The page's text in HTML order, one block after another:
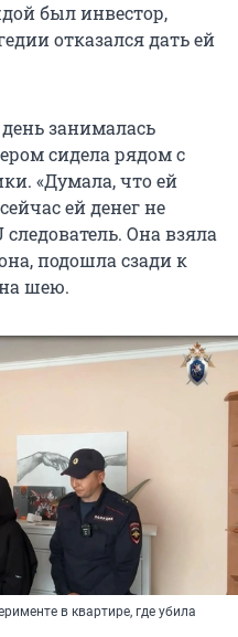
был инвестор,
отказался дать ей
занималась
сидела рядом с
«Думала, что ей
ей денег не
следователь. Она взяла
подошла сзади к
шею.
в квартире, где убила